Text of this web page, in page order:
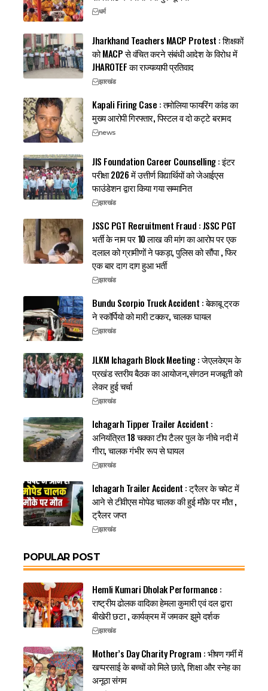
धर्म
Jharkhand Teachers MACP Protest : शिक्षकों
को MACP से वंचित करने संबंधी आदेश के विरोध में
JHAROTEF का राज्यव्यापी प्रतिवाद
झारखंड
Kapali Firing Case : तमोलिया फायरिंग कांड का
मुख्य आरोपी गिरफ्तार, पिस्टल व दो कट्टे बरामद
news
JIS Foundation Career Counselling : इंटर
परीक्षा 2026 में उत्तीर्ण विद्यार्थियों को जेआईएस
फाउंडेशन द्वारा किया गया सम्मानित
झारखंड
JSSC PGT Recruitment Fraud : JSSC PGT
भर्ती के नाम पर 10 लाख की मांग का आरोप पर एक
दलाल को ग्रामीणों ने पकड़ा, पुलिस को सौंपा , फिर
एक बार दाग दाग हुआ भर्ती
झारखंड
Bundu Scorpio Truck Accident : बेकाबू ट्रक
ने स्कॉर्पियो को मारी टक्कर, चालक घायल
झारखंड
JLKM Ichagarh Block Meeting : जेएलकेएम के
प्रखंड स्तरीय बैठक का आयोजन,संगठन मजबूती को
लेकर हुई चर्चा
झारखंड
Ichagarh Tipper Trailer Accident :
अनियंत्रित 18 चक्का टीप टैलर पुल के नीचे नदी में
गीरा, चालक गंभीर रूप से घायल
झारखंड
Ichagarh Trailer Accident : ट्रैलर के चपेट में
आने से टीवीएस मोपेड चालक की हुई मौके पर मौत ,
ट्रैलर जप्त
झारखंड
POPULAR POST
Hemli Kumari Dholak Performance :
राष्ट्रीय ढोलक वादिका हेमला कुमारी एवं दल द्वारा
बीखेरी छटा , कार्यक्रम में जमकर झुमे दर्शक
झारखंड
Mother’s Day Charity Program : भीषण गर्मी में
खप्परसाई के बच्चों को मिले छाते, शिक्षा और स्नेह का
अनूठा संगम